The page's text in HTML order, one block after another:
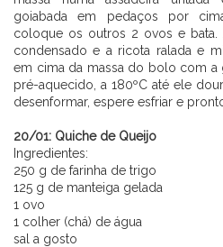
goiabada em pedaços por
coloque os outros 2 ovos e
condensado e a ricota ralada e
em cima da massa do bolo com a
pré-aquecido, a 180ºC até ele
desenformar, espere esfriar e
20/01: Quiche de Queijo
Ingredientes:
250 g de farinha de trigo
125 g de manteiga gelada
1 ovo
1 colher (chá) de água
sal a gosto